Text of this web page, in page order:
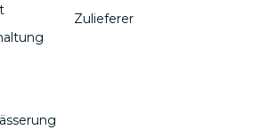
Zulieferer